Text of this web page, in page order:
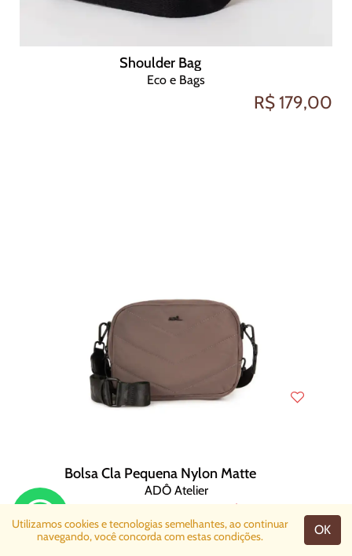
Utilizamos cookies e tecnologias semelhantes, ao continuar
navegando, você concorda com estas condições.
OK
Shoulder Bag
Eco e Bags
R$ 179,00
Bolsa Cla Pequena Nylon Matte
ADÔ Atelier